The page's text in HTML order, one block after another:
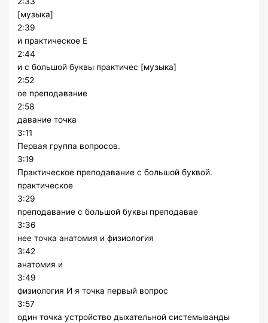
[музыка]
2:39
и практическое Е
2:44
и с большой буквы практичес [музыка]
2:52
ое преподавание
2:58
давание точка
3:11
Первая группа вопросов.
3:19
Практическое преподавание с большой буквой.
практическое
3:29
преподавание с большой буквы преподавае
3:36
нее точка анатомия и физиология
3:42
анатомия и
3:49
физиология И я точка первый вопрос
3:57
один точка устройство дыхательной системыванды